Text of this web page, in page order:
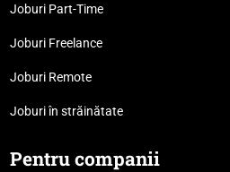
Joburi Part-Time
Joburi Freelance
Joburi Remote
Joburi în străinătate
Pentru companii